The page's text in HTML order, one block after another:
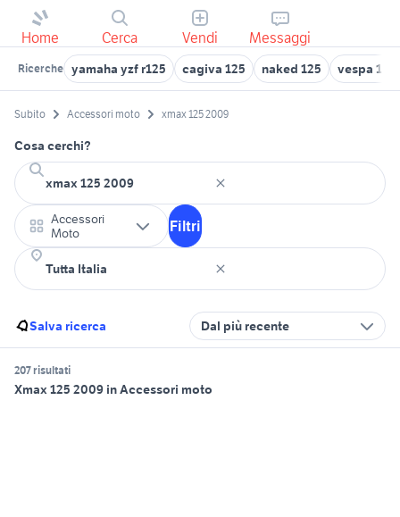
Home Cerca Vendi Messaggi
Ricerche yamaha yzf r125 cagiva 125 naked 125 vespa
Subito Accessori moto xmax 125 2009
Cosa cerchi?
Accessori
Moto
Filtri
Salva ricerca Dal più recente
207 risultati
Xmax 125 2009 in Accessori moto